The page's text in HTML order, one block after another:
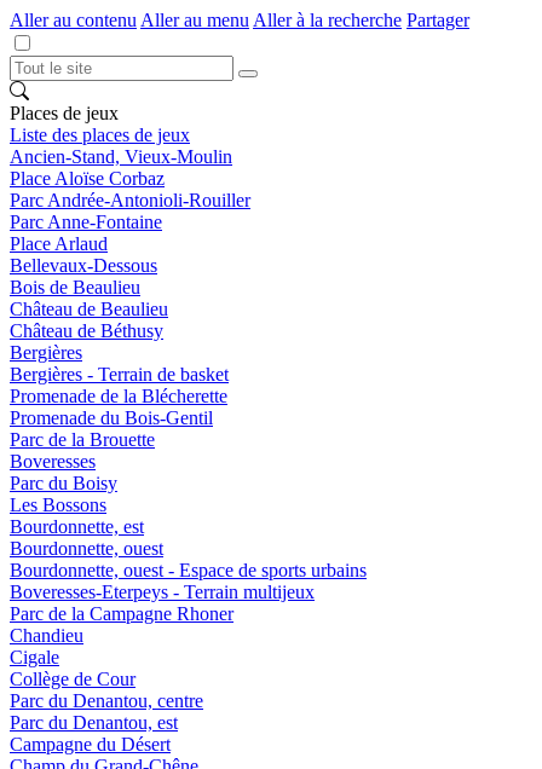
Aller au contenu Aller au menu Aller à la recherche Partager
Places de jeux
Liste des places de jeux
Ancien-Stand, Vieux-Moulin
Place Aloïse Corbaz
Parc Andrée-Antonioli-Rouiller
Parc Anne-Fontaine
Place Arlaud
Bellevaux-Dessous
Bois de Beaulieu
Château de Beaulieu
Château de Béthusy
Bergières
Bergières - Terrain de basket
Promenade de la Blécherette
Promenade du Bois-Gentil
Parc de la Brouette
Boveresses
Parc du Boisy
Les Bossons
Bourdonnette, est
Bourdonnette, ouest
Bourdonnette, ouest - Espace de sports urbains
Boveresses-Eterpeys - Terrain multijeux
Parc de la Campagne Rhoner
Chandieu
Cigale
Collège de Cour
Parc du Denantou, centre
Parc du Denantou, est
Campagne du Désert